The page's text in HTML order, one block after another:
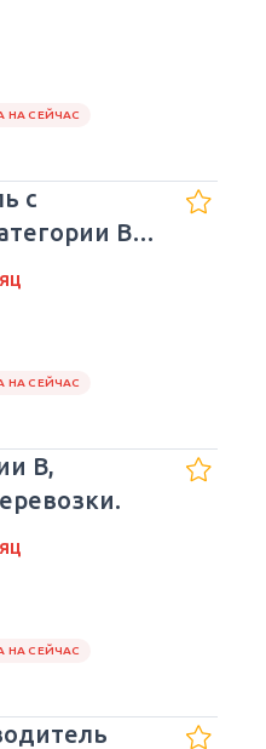
НА СЕЙЧАС
с
B
НА СЕЙЧАС
B,
НА СЕЙЧАС